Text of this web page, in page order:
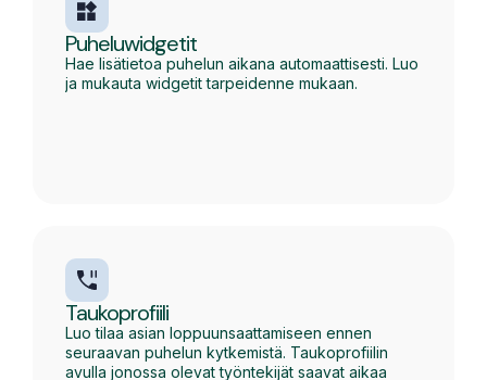
Puheluwidgetit
Hae lisätietoa puhelun aikana automaattisesti. Luo
ja mukauta widgetit tarpeidenne mukaan.
Taukoprofiili
Luo tilaa asian loppuunsaattamiseen ennen
seuraavan puhelun kytkemistä. Taukoprofiilin
avulla jonossa olevat työntekijät saavat aikaa